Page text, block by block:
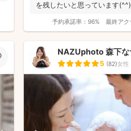
を残したいと思っています
予約承諾率： 96% 最終アク
NAZUphoto 森下な
5 (82)女性